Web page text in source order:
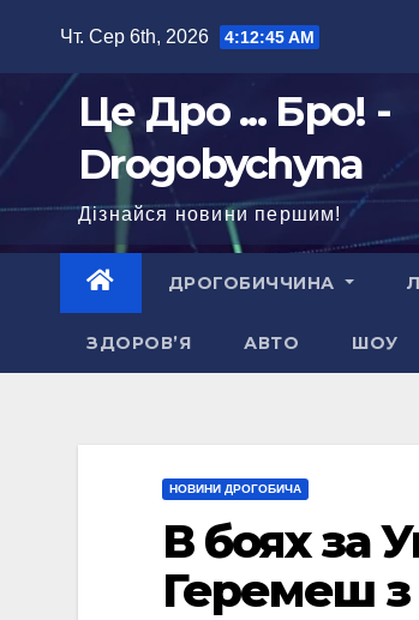
Чт. Сер 6th, 2026 4:12:46 AM
Це Дро ... Бро! -
Drogobychyna
Дізнайся новини першим!
ДРОГОБИЧЧИНА
ЗДОРОВ’Я АВТО ШОУ
НОВИНИ ДРОГОБИЧА
В боях за
Геремеш